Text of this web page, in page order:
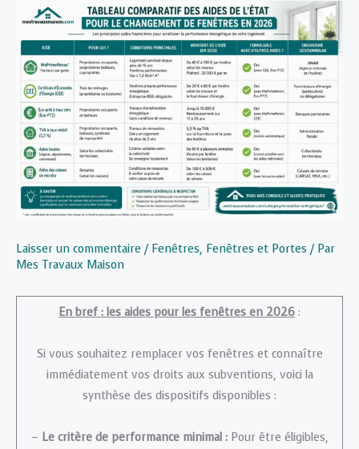
Laisser un commentaire / Fenêtres, Fenêtres et Portes / Par
Mes Travaux Maison
En bref : les aides pour les fenêtres en 2026 :
Si vous souhaitez remplacer vos fenêtres et connaître
immédiatement vos droits aux subventions, voici la
synthèse des dispositifs disponibles :
– Le critère de performance minimal :Pour être éligibles,